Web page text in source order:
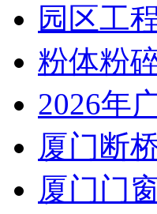
园区工
粉体粉
2026年
厦门断
厦门门